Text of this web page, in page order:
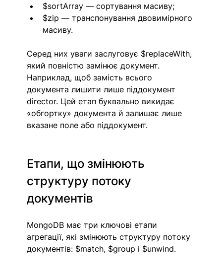
$sortArray — сортування масиву;
$zip — транспонування двовимірного
масиву.
Серед них уваги заслуговує $replaceWith,
який повністю замінює документ.
Наприклад, щоб замість всього
документа лишити лише піддокумент
director. Цей етап буквально викидає
«обгортку» документа й залишає лише
вказане поле або піддокумент.
Етапи, що змінюють
структуру потоку
документів
MongoDB має три ключові етапи
агрегації, які змінюють структуру потоку
документів: $match, $group і $unwind.